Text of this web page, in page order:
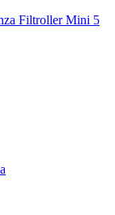
Filtroller Mini 5